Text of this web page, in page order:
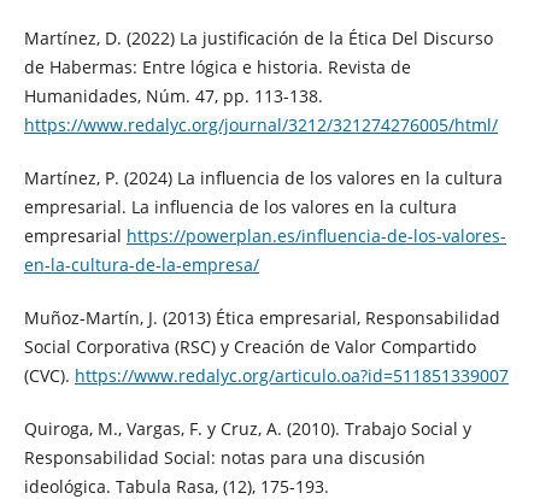
Martínez, D. (2022) La justificación de la Ética Del Discurso
de Habermas: Entre lógica e historia. Revista de
Humanidades, Núm. 47, pp. 113-138.
https://www.redalyc.org/journal/3212/321274276005/html/
Martínez, P. (2024) La influencia de los valores en la cultura
empresarial. La influencia de los valores en la cultura
empresarial https://powerplan.es/influencia-de-los-valores-
en-la-cultura-de-la-empresa/
Muñoz-Martín, J. (2013) Ética empresarial, Responsabilidad
Social Corporativa (RSC) y Creación de Valor Compartido
(CVC). https://www.redalyc.org/articulo.oa?id=511851339007
Quiroga, M., Vargas, F. y Cruz, A. (2010). Trabajo Social y
Responsabilidad Social: notas para una discusión
ideológica. Tabula Rasa, (12), 175-193.